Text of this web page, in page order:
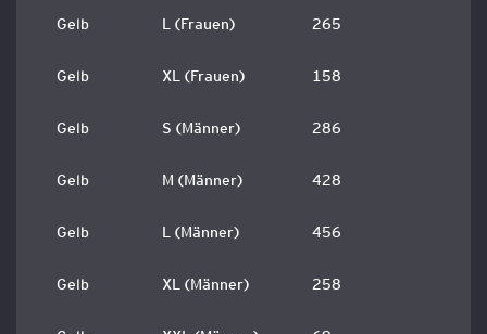
Gelb L (Frauen) 265
Gelb XL (Frauen) 158
Gelb S (Männer) 286
Gelb M (Männer) 428
Gelb L (Männer) 456
Gelb XL (Männer) 258